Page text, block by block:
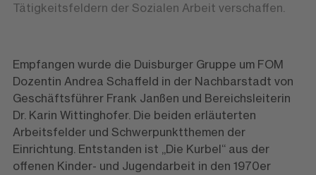
Tätigkeitsfeldern der Sozialen Arbeit verschaffen.
Empfangen wurde die Duisburger Gruppe um FOM
Dozentin Andrea Schaffeld in der Nachbarstadt von
Geschäftsführer Frank Janßen und Bereichsleiterin
Dr. Karin Wittinghofer. Die beiden erläuterten
Arbeitsfelder und Schwerpunktthemen der
Einrichtung. Entstanden ist „Die Kurbel“ aus der
offenen Kinder- und Jugendarbeit in den 1970er